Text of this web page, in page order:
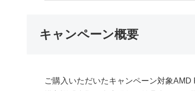
キャンペーン概要
ご購入いただいたキャンペーン対象